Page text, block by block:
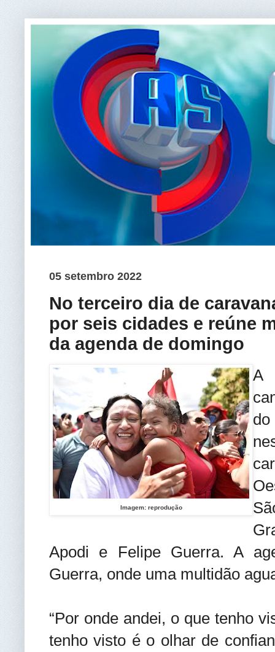
05 setembro 2022
No terceiro dia de
por seis cidades e reúne
da agenda de domingo
Imagem: reprodução
A
Apodi e Felipe Guerra. A
Guerra, onde uma multidão
“Por onde andei, o que tenho
tenho visto é o olhar de